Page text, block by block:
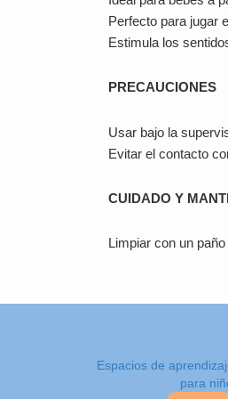
Perfecto para jugar
Estimula los
PRECAUCIONES
Usar bajo la
Evitar el contacto
CUIDADO Y
Limpiar con un
Espacios de
para